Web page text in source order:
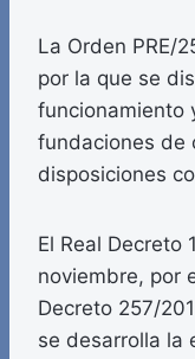
La Orden PRE/
por la que se
funcionamiento
fundaciones de
disposiciones
El Real Decreto
noviembre, por
Decreto 257/
se desarrolla la